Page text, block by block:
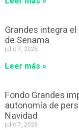
Grandes integra
de Senama
julio 7, 2026
Leer más »
Fondo Grandes
autonomía de
Navidad
julio 7, 2026